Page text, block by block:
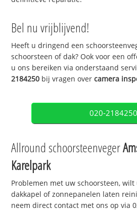
Bel nu vrijblijvend!
Heeft u dringend een
schoorsteen of dak? Ook voor een
u ons bereiken via onderstaand
2184250 bij vragen overcamera
020-2184250
Allround schoorsteenveger
Karelpark
Problemen met uw schoorsteen,
dakkapel of zonnepanelen laten
neem direct contact met ons op via